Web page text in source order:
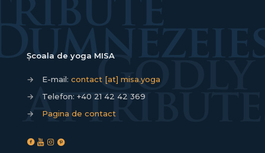
Școala de yoga MISA
→ E-mail: contact [at] misa.yoga
→
Telefon: +40 21 42 42 369
→
Pagina de contact